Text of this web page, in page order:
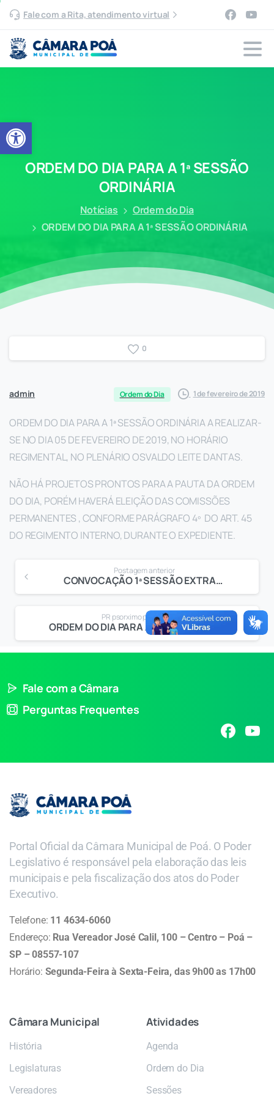
Abrir a barra de ferramentas
Fale com a Rita, atendimento virtual
ORDEMDO DIA PARAA1ªSESSÃO
ORDINÁRIA
Notícias
Ordem do Dia
ORDEM DO DIA PARA A 1ª SESSÃO ORDINÁRIA
0
admin Ordem do Dia 1 de fevereiro de 2019
ORDEM DO DIA PARA A 1ª SESSÃO ORDINÁRIA A REALIZAR-
SE NO DIA 05 DE FEVEREIRO DE 2019, NO HORÁRIO
REGIMENTAL, NO PLENÁRIO OSVALDO LEITE DANTAS.
NÃO HÁ PROJETOS PRONTOS PARA A PAUTA DA ORDEM
DO DIA, PORÉM HAVERÁ ELEIÇÃO DAS COMISSÕES
PERMANENTES , CONFORME PARÁGRAFO 4º DO ART. 45
DO REGIMENTO INTERNO, DURANTE O EXPEDIENTE.
Postagem anterior
CONVOCAÇÃO 1ª SESSÃO EXTRAORDINÁRIA DE 2019
PR psorximo post
ORDEM DO DIA PARA A 2ª SESSÃO ORDINÁRIA
Fale com a Câmara
Perguntas Frequentes
Portal Oficial da Câmara Municipal de Poá. O Poder
Legislativo é responsável pela elaboração das leis
municipais e pela fiscalização dos atos do Poder
Executivo.
Telefone: 11 4634-6060
Endereço: Rua Vereador José Calil, 100 – Centro – Poá –
SP – 08557-107
Horário: Segunda-Feira à Sexta-Feira, das 9h00 as 17h00
Câmara Municipal
História
Legislaturas
Vereadores
Atividades
Agenda
Ordem do Dia
Sessões